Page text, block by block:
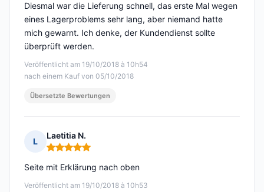
Veröffentlicht am 19/10/2018 à 10h54
nach einem Kauf von 05/10/2018
Diesmal war die Lieferung schnell, das erste Mal wegen
eines Lagerproblems sehr lang, aber niemand hatte
mich gewarnt. Ich denke, der Kundendienst sollte
überprüft werden.
Übersetzte Bewertungen
L
Laetitia N.
Hinweis: 5 von 5
Veröffentlicht am 19/10/2018 à 10h53
Seite mit Erklärung nach oben